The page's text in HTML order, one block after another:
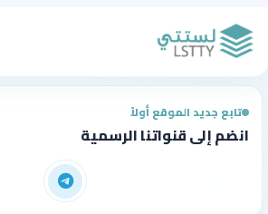
تابع جديد الموقع أولاً
انضم إلى قنواتنا الرسمية